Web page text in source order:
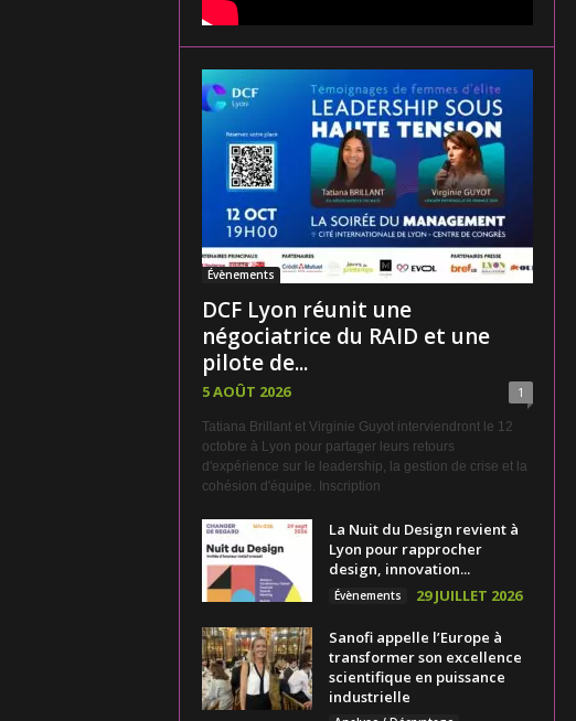
Évènements
DCF Lyon réunit une
négociatrice du RAID et une
pilote de...
5 AOÛT 2026 1
Tatiana Brillant et Virginie Guyot interviendront le 12
octobre à Lyon pour partager leurs retours
d'expérience sur le leadership, la gestion de crise et la
cohésion d'équipe. Inscription
La Nuit du Design revient à
Lyon pour rapprocher
design, innovation...
Évènements 29 JUILLET 2026
Sanofi appelle l’Europe à
transformer son excellence
scientifique en puissance
industrielle